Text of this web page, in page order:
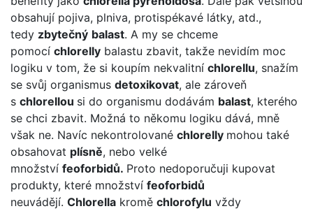
obsahují pojiva, plniva, protispékavé látky, atd.,
tedy zbytečný balast. A my se chceme
pomocí chlorelly balastu zbavit, takže nevidím moc
logiku v tom, že si koupím nekvalitní chlorellu, snažím
se svůj organismus detoxikovat, ale zároveň
s chlorellou si do organismu dodávám balast, kterého
se chci zbavit. Možná to někomu logiku dává, mně
však ne. Navíc nekontrolované chlorelly mohou také
obsahovat plísně, nebo velké
množství feoforbidů. Proto nedoporučuji kupovat
produkty, které množství feoforbidů
neuvádějí. Chlorella kromě chlorofylu vždy